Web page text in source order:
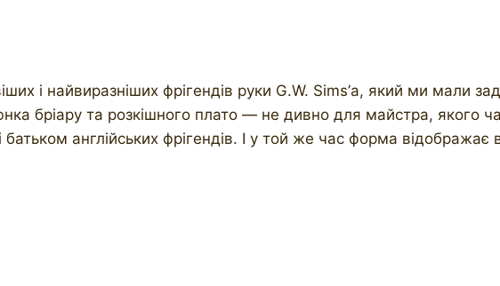
і найвиразніших фрігендів руки G.W. Sims’а, який ми мали
бріару та розкішного плато — не дивно для майстра, якого
батьком англійських фрігендів. І у той же час форма відображає